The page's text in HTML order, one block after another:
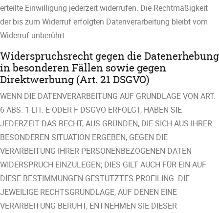
erteilte Einwilligung jederzeit widerrufen. Die Rechtmäßigkeit
der bis zum Widerruf erfolgten Datenverarbeitung bleibt vom
Widerruf unberührt.
Widerspruchsrecht gegen die Datenerhebung
in besonderen Fällen sowie gegen
Direktwerbung (Art. 21 DSGVO)
WENN DIE DATENVERARBEITUNG AUF GRUNDLAGE VON ART.
6 ABS. 1 LIT. E ODER F DSGVO ERFOLGT, HABEN SIE
JEDERZEIT DAS RECHT, AUS GRÜNDEN, DIE SICH AUS IHRER
BESONDEREN SITUATION ERGEBEN, GEGEN DIE
VERARBEITUNG IHRER PERSONENBEZOGENEN DATEN
WIDERSPRUCH EINZULEGEN; DIES GILT AUCH FÜR EIN AUF
DIESE BESTIMMUNGEN GESTÜTZTES PROFILING. DIE
JEWEILIGE RECHTSGRUNDLAGE, AUF DENEN EINE
VERARBEITUNG BERUHT, ENTNEHMEN SIE DIESER